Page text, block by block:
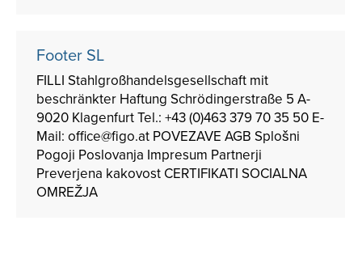
Footer SL
FILLI Stahlgroßhandelsgesellschaft mit
beschränkter Haftung Schrödingerstraße 5 A-
9020 Klagenfurt Tel.: +43 (0)463 379 70 35 50 E-
Mail: office@figo.at POVEZAVE AGB Splošni
Pogoji Poslovanja Impresum Partnerji
Preverjena kakovost CERTIFIKATI SOCIALNA
OMREŽJA